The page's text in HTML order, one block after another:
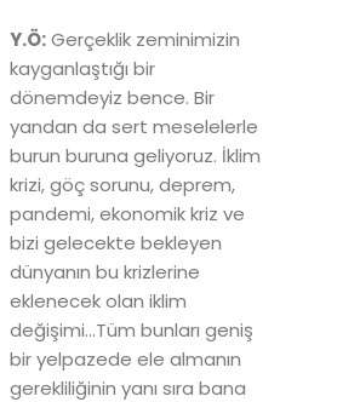
Y.Ö:Gerçeklik zeminimizin
kayganlaştığı bir
dönemdeyiz bence. Bir
yandan da sert meselelerle
burun buruna geliyoruz. İklim
krizi, göç sorunu, deprem,
pandemi, ekonomik kriz ve
bizi gelecekte bekleyen
dünyanın bu krizlerine
eklenecek olan iklim
değişimi…Tüm bunları geniş
bir yelpazede ele almanın
gerekliliğinin yanı sıra bana